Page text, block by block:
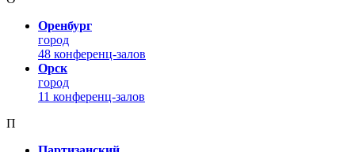
Оренбург
город
48 конференц-залов
Орск
город
11 конференц-залов
П